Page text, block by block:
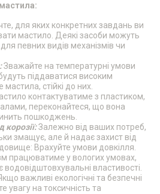
для яких конкретних завдань ви
мастило. Деякі засоби можуть
певних видів механізмів чи
Зважайте на температурні умови
піддаватися високим
стійкі до них.
контактуватиме з пластиком,
переконайтеся, що вона
пошкоджень.
корозії:Залежно від ваших потреб,
змащує, але й надає захист від
Врахуйте умови довкілля.
працюватиме у вологих умовах,
властивості.
важливі екологічні та безпечні
увагу на токсичність та